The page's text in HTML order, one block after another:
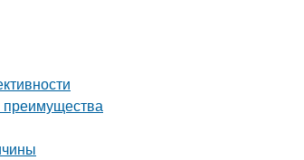
преимущества